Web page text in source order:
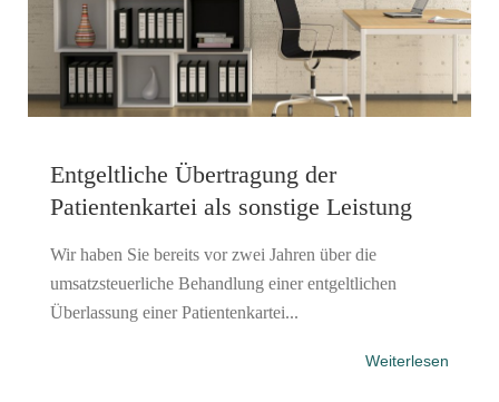
Entgeltliche Übertragung der
Patientenkartei als sonstige Leistung
Wir haben Sie bereits vor zwei Jahren über die
umsatzsteuerliche Behandlung einer entgeltlichen
Überlassung einer Patientenkartei...
Weiterlesen